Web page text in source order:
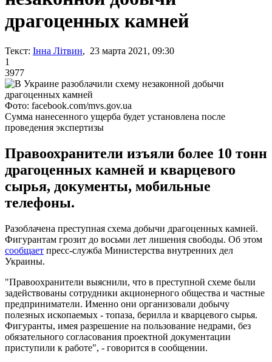
драгоценных камней
Текст: Інна Літвин, 23 марта 2021, 09:30
1
3977
Фото: facebook.com/mvs.gov.ua
Сумма нанесенного ущерба будет установлена после
проведения экспертизы
Правоохранители изъяли более 10 тонн
драгоценных камней и кварцевого
сырья, документы, мобильные
телефоны.
Разоблачена преступная схема добычи драгоценных камней.
Фигурантам грозит до восьми лет лишения свободы. Об этом
сообщает пресс-служба Министерства внутренних дел
Украины.
"Правоохранители выяснили, что в преступной схеме были
задействованы сотрудники акционерного общества и частные
предприниматели. Именно они организовали добычу
полезных ископаемых - топаза, берилла и кварцевого сырья.
Фигуранты, имея разрешение на пользование недрами, без
обязательного согласования проектной документации
приступили к работе", - говорится в сообщении.